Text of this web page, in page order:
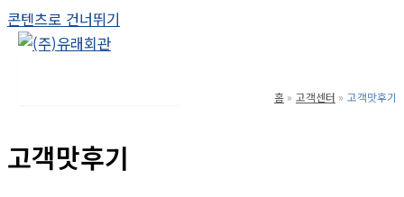
콘텐츠로 건너뛰기
홈 고객센터 고객맛후기
고객맛후기